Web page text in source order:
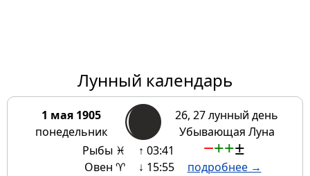
Лунный календарь
1 мая 1905
понедельник
26, 27 лунный день
Убывающая Луна
Рыбы ♓
Овен ♈
↑ 03:41
↓ 15:55
−++±
подробнее →